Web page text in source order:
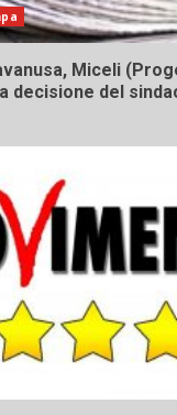
Miceli
decisione del